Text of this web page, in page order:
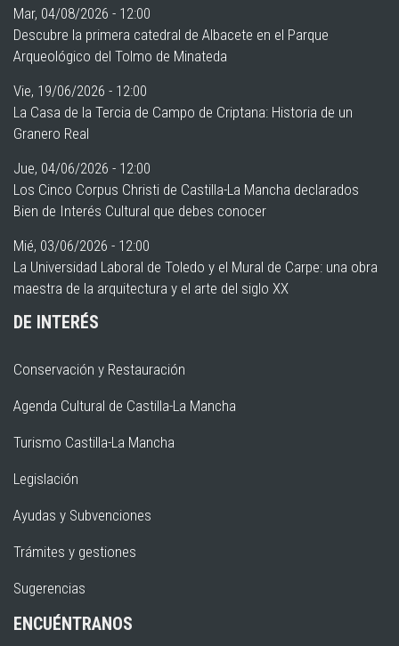
Mar, 04/08/2026 - 12:00
Descubre la primera catedral de Albacete en el Parque
Arqueológico del Tolmo de Minateda
Vie, 19/06/2026 - 12:00
La Casa de la Tercia de Campo de Criptana: Historia de un
Granero Real
Jue, 04/06/2026 - 12:00
Los Cinco Corpus Christi de Castilla-La Mancha declarados
Bien de Interés Cultural que debes conocer
Mié, 03/06/2026 - 12:00
La Universidad Laboral de Toledo y el Mural de Carpe: una obra
maestra de la arquitectura y el arte del siglo XX
DE INTERÉS
Conservación y Restauración
Agenda Cultural de Castilla-La Mancha
Turismo Castilla-La Mancha
Legislación
Ayudas y Subvenciones
Trámites y gestiones
Sugerencias
ENCUÉNTRANOS